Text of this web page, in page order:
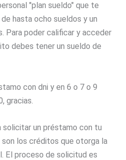
"plan sueldo" que te
hasta ocho sueldos y un
Para poder calificar y acceder
debes tener un sueldo de
con dni y en 6 o 7 o 9
gracias.
solicitar un préstamo con tu
los créditos que otorga la
El proceso de solicitud es